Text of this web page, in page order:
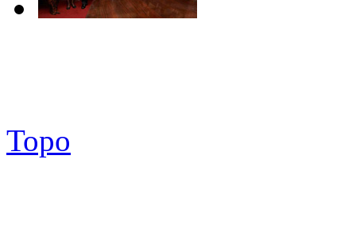
Topo